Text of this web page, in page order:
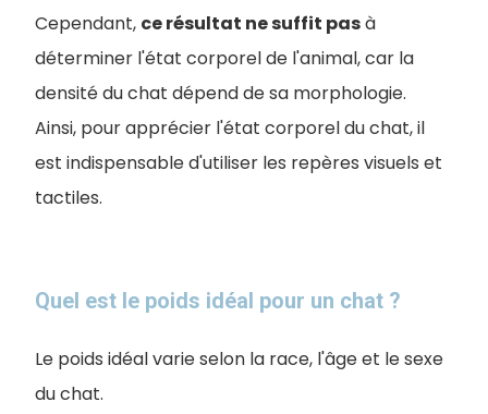
Cependant, ce résultat ne suffit pasà
déterminer l'état corporel de l'animal, car la
densité du chat dépend de sa morphologie.
Ainsi, pour apprécier l'état corporel du chat, il
est indispensable d'utiliser les repères visuels et
tactiles.
Quel est le poids idéal pour un chat ?
Le poids idéal varie selon la race, l'âge et le sexe
du chat.